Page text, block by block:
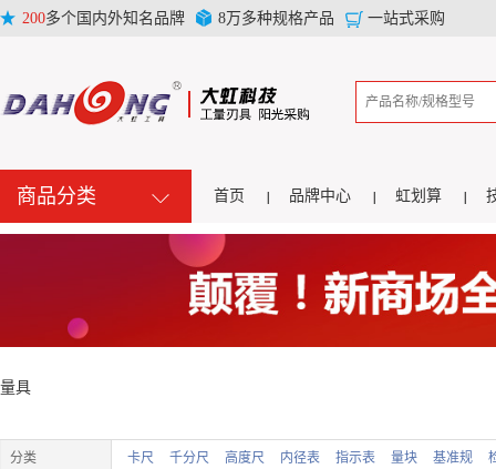
200多个国内外知名品牌 8万多种规格产品 一站式采购
商品分类 首页 品牌中心 虹划算
量具
分类 卡尺 千分尺 高度尺 内径表 指示表 量块 基准规